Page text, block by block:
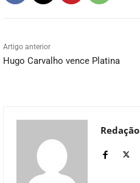
Artigo anterior
Hugo Carvalho vence Platina
Redação